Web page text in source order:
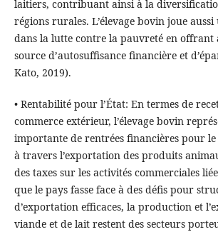
laitiers, contribuant ainsi à la
régions rurales. L’élevage bovin joue
dans la lutte contre la pauvreté en offrant
source d’autosuffisance financière et
Kato, 2019).
• Rentabilité pour l’État: En termes de
commerce extérieur, l’élevage bovin
importante de rentrées financières pour
à travers l’exportation des produits
des taxes sur les activités commerciales
que le pays fasse face à des défis pour
d’exportation efficaces, la production et
viande et de lait restent des secteurs